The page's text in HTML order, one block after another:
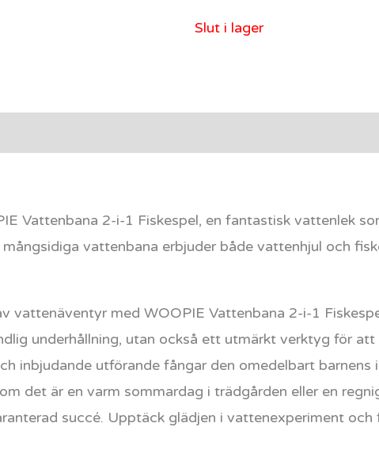
Slut i lager
Vattenbana 2-i-1 Fiskespel, en fantastisk vattenlek
vattenbana erbjuder både vattenhjul och
vattenäventyr med WOOPIE Vattenbana 2-i-1
underhållning, utan också ett utmärkt verktyg för
inbjudande utförande fångar den omedelbart barnens
det är en varm sommardag i trädgården eller en
succé. Upptäck glädjen i vattenexperiment